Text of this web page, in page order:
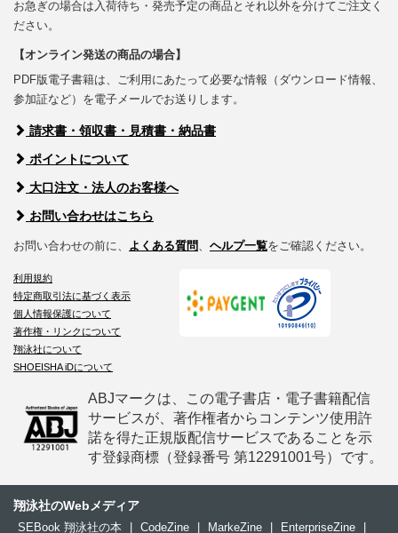
お急ぎの場合は入荷待ち・発売予定の商品とそれ以外を分けてご注文く
ださい。
【オンライン発送の商品の場合】
PDF版電子書籍は、ご利用にあたって必要な情報（ダウンロード情報、
参加証など）を電子メールでお送りします。
請求書・領収書・見積書・納品書
ポイントについて
大口注文・法人のお客様へ
お問い合わせはこちら
お問い合わせの前に、 よくある質問 ヘルプ一覧をご確認ください。
利用規約
特定商取引法に基づく表示
個人情報保護について
著作権・リンクについて
翔泳社について
SHOEISHA iDについて
ABJマークは、この電子書店・電子書籍配信
サービスが、著作権者からコンテンツ使用許
諾を得た正規版配信サービスであることを示
す登録商標（登録番号 第12291001号）です。
翔泳社のWebメディア
SEBook 翔泳社の本 | CodeZine | MarkeZine | EnterpriseZine |